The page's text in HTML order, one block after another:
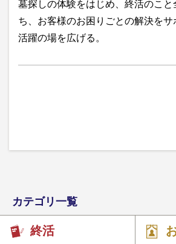
墓探しの体験をはじめ、終活のこ
ち、お客様のお困りごとの解決をサ
活躍の場を広げる。
カテゴリ一覧
終活